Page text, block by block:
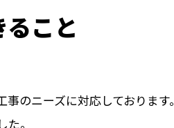
こと
のニーズに対応しております。
。